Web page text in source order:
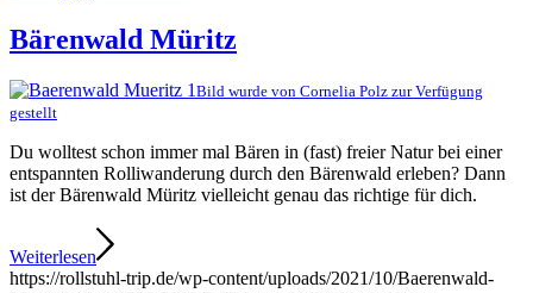
Bärenwald Müritz
Bild wurde von Cornelia Polz zur Verfügung
gestellt
Du wolltest schon immer mal Bären in (fast) freier Natur bei einer
entspannten Rolliwanderung durch den Bärenwald erleben? Dann
ist der Bärenwald Müritz vielleicht genau das richtige für dich.
Weiterlesen
https://rollstuhl-trip.de/wp-content/uploads/2021/10/Baerenwald-